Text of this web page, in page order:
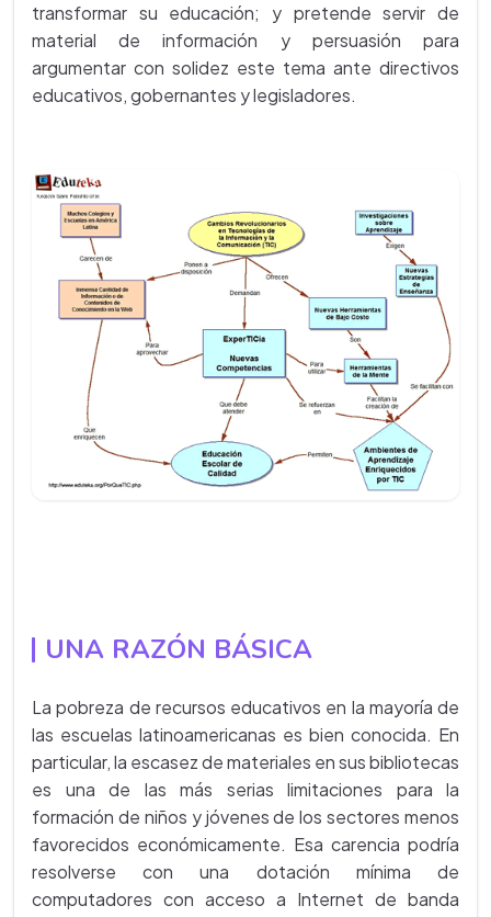
transformar su educación; y pretende servir de
material de información y persuasión para
argumentar con solidez este tema ante directivos
educativos, gobernantes y legisladores.
UNA RAZÓN BÁSICA
La pobreza de recursos educativos en la mayoría de
las escuelas latinoamericanas es bien conocida. En
particular, la escasez de materiales en sus bibliotecas
es una de las más serias limitaciones para la
formación de niños y jóvenes de los sectores menos
favorecidos económicamente. Esa carencia podría
resolverse con una dotación mínima de
computadores con acceso a Internet de banda